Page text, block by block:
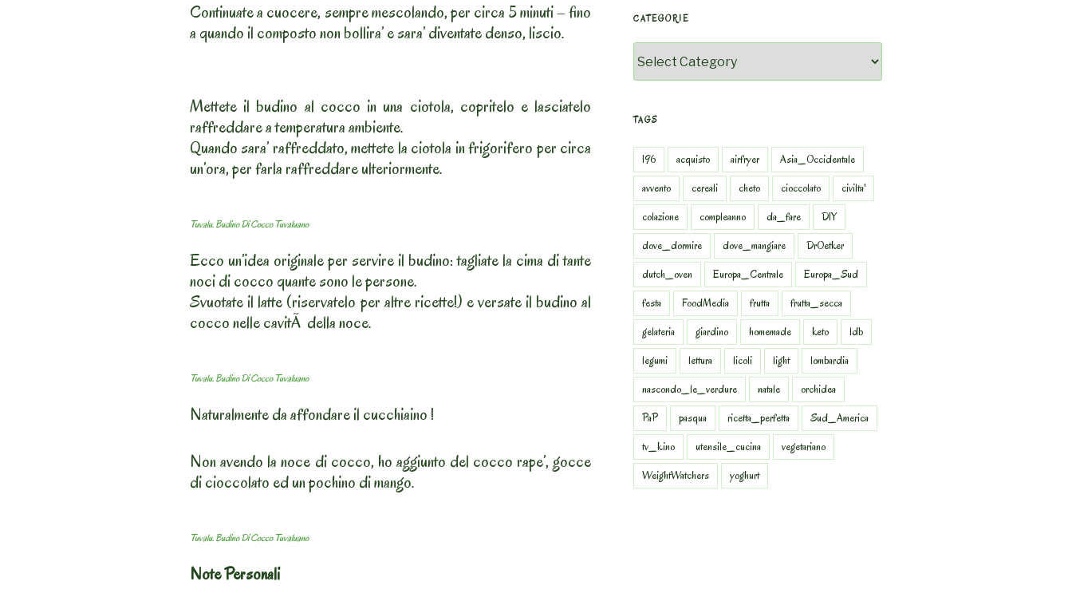
Continuate a cuocere, sempre mescolando, per circa 5 minuti – fino
a quando il composto non bollira’ e sara’ diventate denso, liscio.
Mettete il budino al cocco in una ciotola, copritelo e lasciatelo
raffreddare a temperatura ambiente.
Quando sara’ raffreddato, mettete la ciotola in frigorifero per circa
un’ora, per farla raffreddare ulteriormente.
Tuvalu. Budino Di Cocco Tuvaluano
Ecco un’idea originale per servire il budino: tagliate la cima di tante
noci di cocco quante sono le persone.
Svuotate il latte (riservatelo per altre ricette!) e versate il budino al
cocco nelle cavitÃ della noce.
Tuvalu. Budino Di Cocco Tuvaluano
Naturalmente da affondare il cucchiaino !
Non avendo la noce di cocco, ho aggiunto del cocco rape’, gocce
di cioccolato ed un pochino di mango.
Tuvalu. Budino Di Cocco Tuvaluano
Note Personali
CATEGORIE
TAGS
196 acquisto airfryer
Asia_Occidentale
avvento
cereali cheto cioccolato
civilta'
colazione
compleanno da_fare
DIY
dove_dormire
dove_mangiare
DrOetker
dutch_oven
Europa_Centrale
Europa_Sud
festa
FoodMedia frutta
frutta_secca
gelateria
giardino homemade keto
ldb
legumi
lettura licoli light
lombardia
nascondo_le_verdure
natale
orchidea
PaP
pasqua ricetta_perfetta
Sud_America
tv_kino
utensile_cucina
vegetariano
WeightWatchers
yoghurt